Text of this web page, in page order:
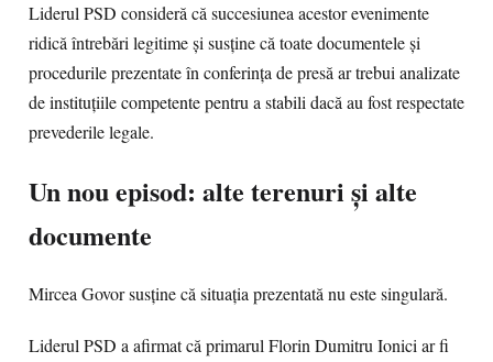
Liderul PSD consideră că succesiunea acestor evenimente
ridică întrebări legitime și susține că toate documentele și
procedurile prezentate în conferința de presă ar trebui analizate
de instituțiile competente pentru a stabili dacă au fost respectate
prevederile legale.
Un nou episod: alte terenuri și alte
documente
Mircea Govor susține că situația prezentată nu este singulară.
Liderul PSD a afirmat că primarul Florin Dumitru Ionici ar fi